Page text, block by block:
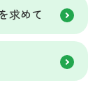
求めて